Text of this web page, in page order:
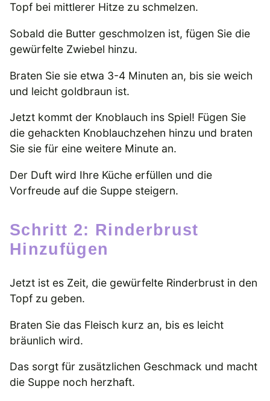
Topf bei mittlerer Hitze zu schmelzen.
Sobald die Butter geschmolzen ist, fügen Sie die
gewürfelte Zwiebel hinzu.
Braten Sie sie etwa 3-4 Minuten an, bis sie weich
und leicht goldbraun ist.
Jetzt kommt der Knoblauch ins Spiel! Fügen Sie
die gehackten Knoblauchzehen hinzu und braten
Sie sie für eine weitere Minute an.
Der Duft wird Ihre Küche erfüllen und die
Vorfreude auf die Suppe steigern.
Schritt 2: Rinderbrust
Hinzufügen
Jetzt ist es Zeit, die gewürfelte Rinderbrust in den
Topf zu geben.
Braten Sie das Fleisch kurz an, bis es leicht
bräunlich wird.
Das sorgt für zusätzlichen Geschmack und macht
die Suppe noch herzhaft.